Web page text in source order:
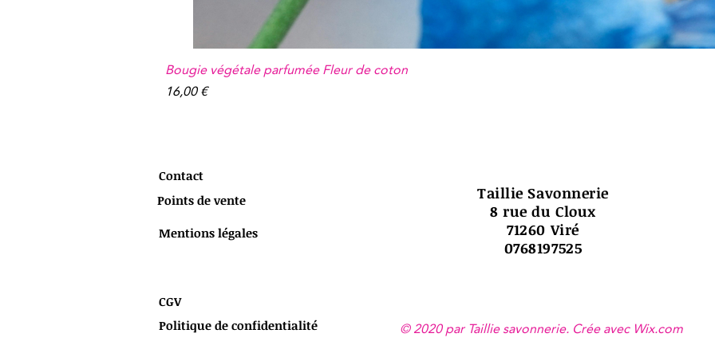
Bougie végétale parfumée Fleur de coton
Prix
16,00 €
Contact
Points de vente
Mentions légales
Taillie Savonnerie
8 rue du Cloux
71260 Viré
0768197525
CGV
Politique de confidentialité
© 2020 par Taillie savonnerie. Crée avecWix.com